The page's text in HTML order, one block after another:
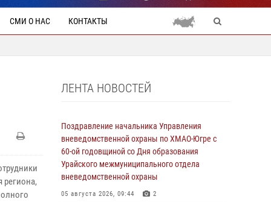
СМИ О НАС КОНТАКТЫ
региона,
ЛЕНТА НОВОСТЕЙ
Поздравление начальника Управления
вневедомственной охраны по ХМАО-Югре с
60-ой годовщиной со Дня образования
Урайского межмуниципального отдела
вневедомственной охраны
05 августа 2026, 09:44 2